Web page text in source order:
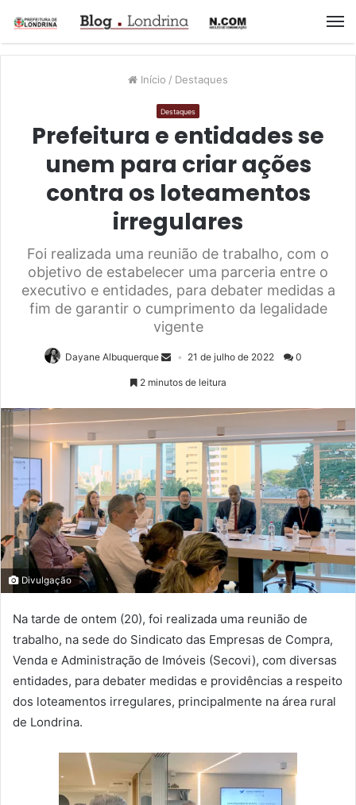
Início / Destaques
Destaques
Prefeitura e entidades se
unem para criar ações
contra os loteamentos
irregulares
Foi realizada uma reunião de trabalho, com o
objetivo de estabelecer uma parceria entre o
executivo e entidades, para debater medidas a
fim de garantir o cumprimento da legalidade
vigente
Dayane Albuquerque 21 de julho de 2022 0
2 minutos de leitura
Divulgação
Na tarde de ontem (20), foi realizada uma reunião de
trabalho, na sede do Sindicato das Empresas de Compra,
Venda e Administração de Imóveis (Secovi), com diversas
entidades, para debater medidas e providências a respeito
dos loteamentos irregulares, principalmente na área rural
de Londrina.